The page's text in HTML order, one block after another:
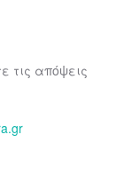
τις απόψεις